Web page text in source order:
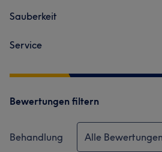
Sauberkeit
Service
Bewertungen filtern
Behandlung Alle Bewertungen